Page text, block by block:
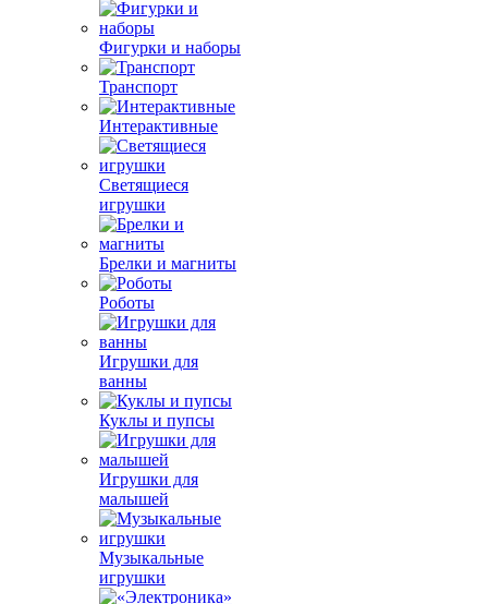
Фигурки и наборы
Транспорт
Интерактивные
Светящиеся
игрушки
Брелки и магниты
Роботы
Игрушки для
ванны
Куклы и пупсы
Игрушки для
малышей
Музыкальные
игрушки